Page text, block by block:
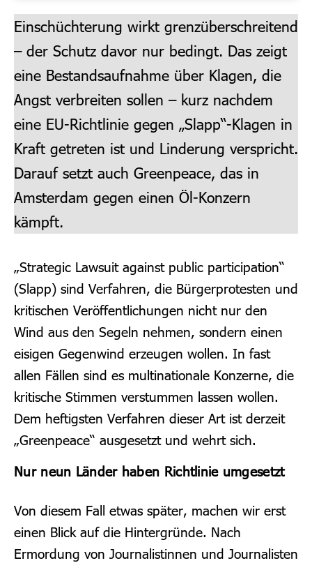
Einschüchterung wirkt grenzüberschreitend
– der Schutz davor nur bedingt. Das zeigt
eine Bestandsaufnahme über Klagen, die
Angst verbreiten sollen – kurz nachdem
eine EU-Richtlinie gegen „Slapp“-Klagen in
Kraft getreten ist und Linderung verspricht.
Darauf setzt auch Greenpeace, das in
Amsterdam gegen einen Öl-Konzern
kämpft.
„Strategic Lawsuit against public participation“
(Slapp) sind Verfahren, die Bürgerprotesten und
kritischen Veröffentlichungen nicht nur den
Wind aus den Segeln nehmen, sondern einen
eisigen Gegenwind erzeugen wollen. In fast
allen Fällen sind es multinationale Konzerne, die
kritische Stimmen verstummen lassen wollen.
Dem heftigsten Verfahren dieser Art ist derzeit
„Greenpeace“ ausgesetzt und wehrt sich.
Nur neun Länder haben Richtlinie umgesetzt
Von diesem Fall etwas später, machen wir erst
einen Blick auf die Hintergründe. Nach
Ermordung von Journalistinnen und Journalisten